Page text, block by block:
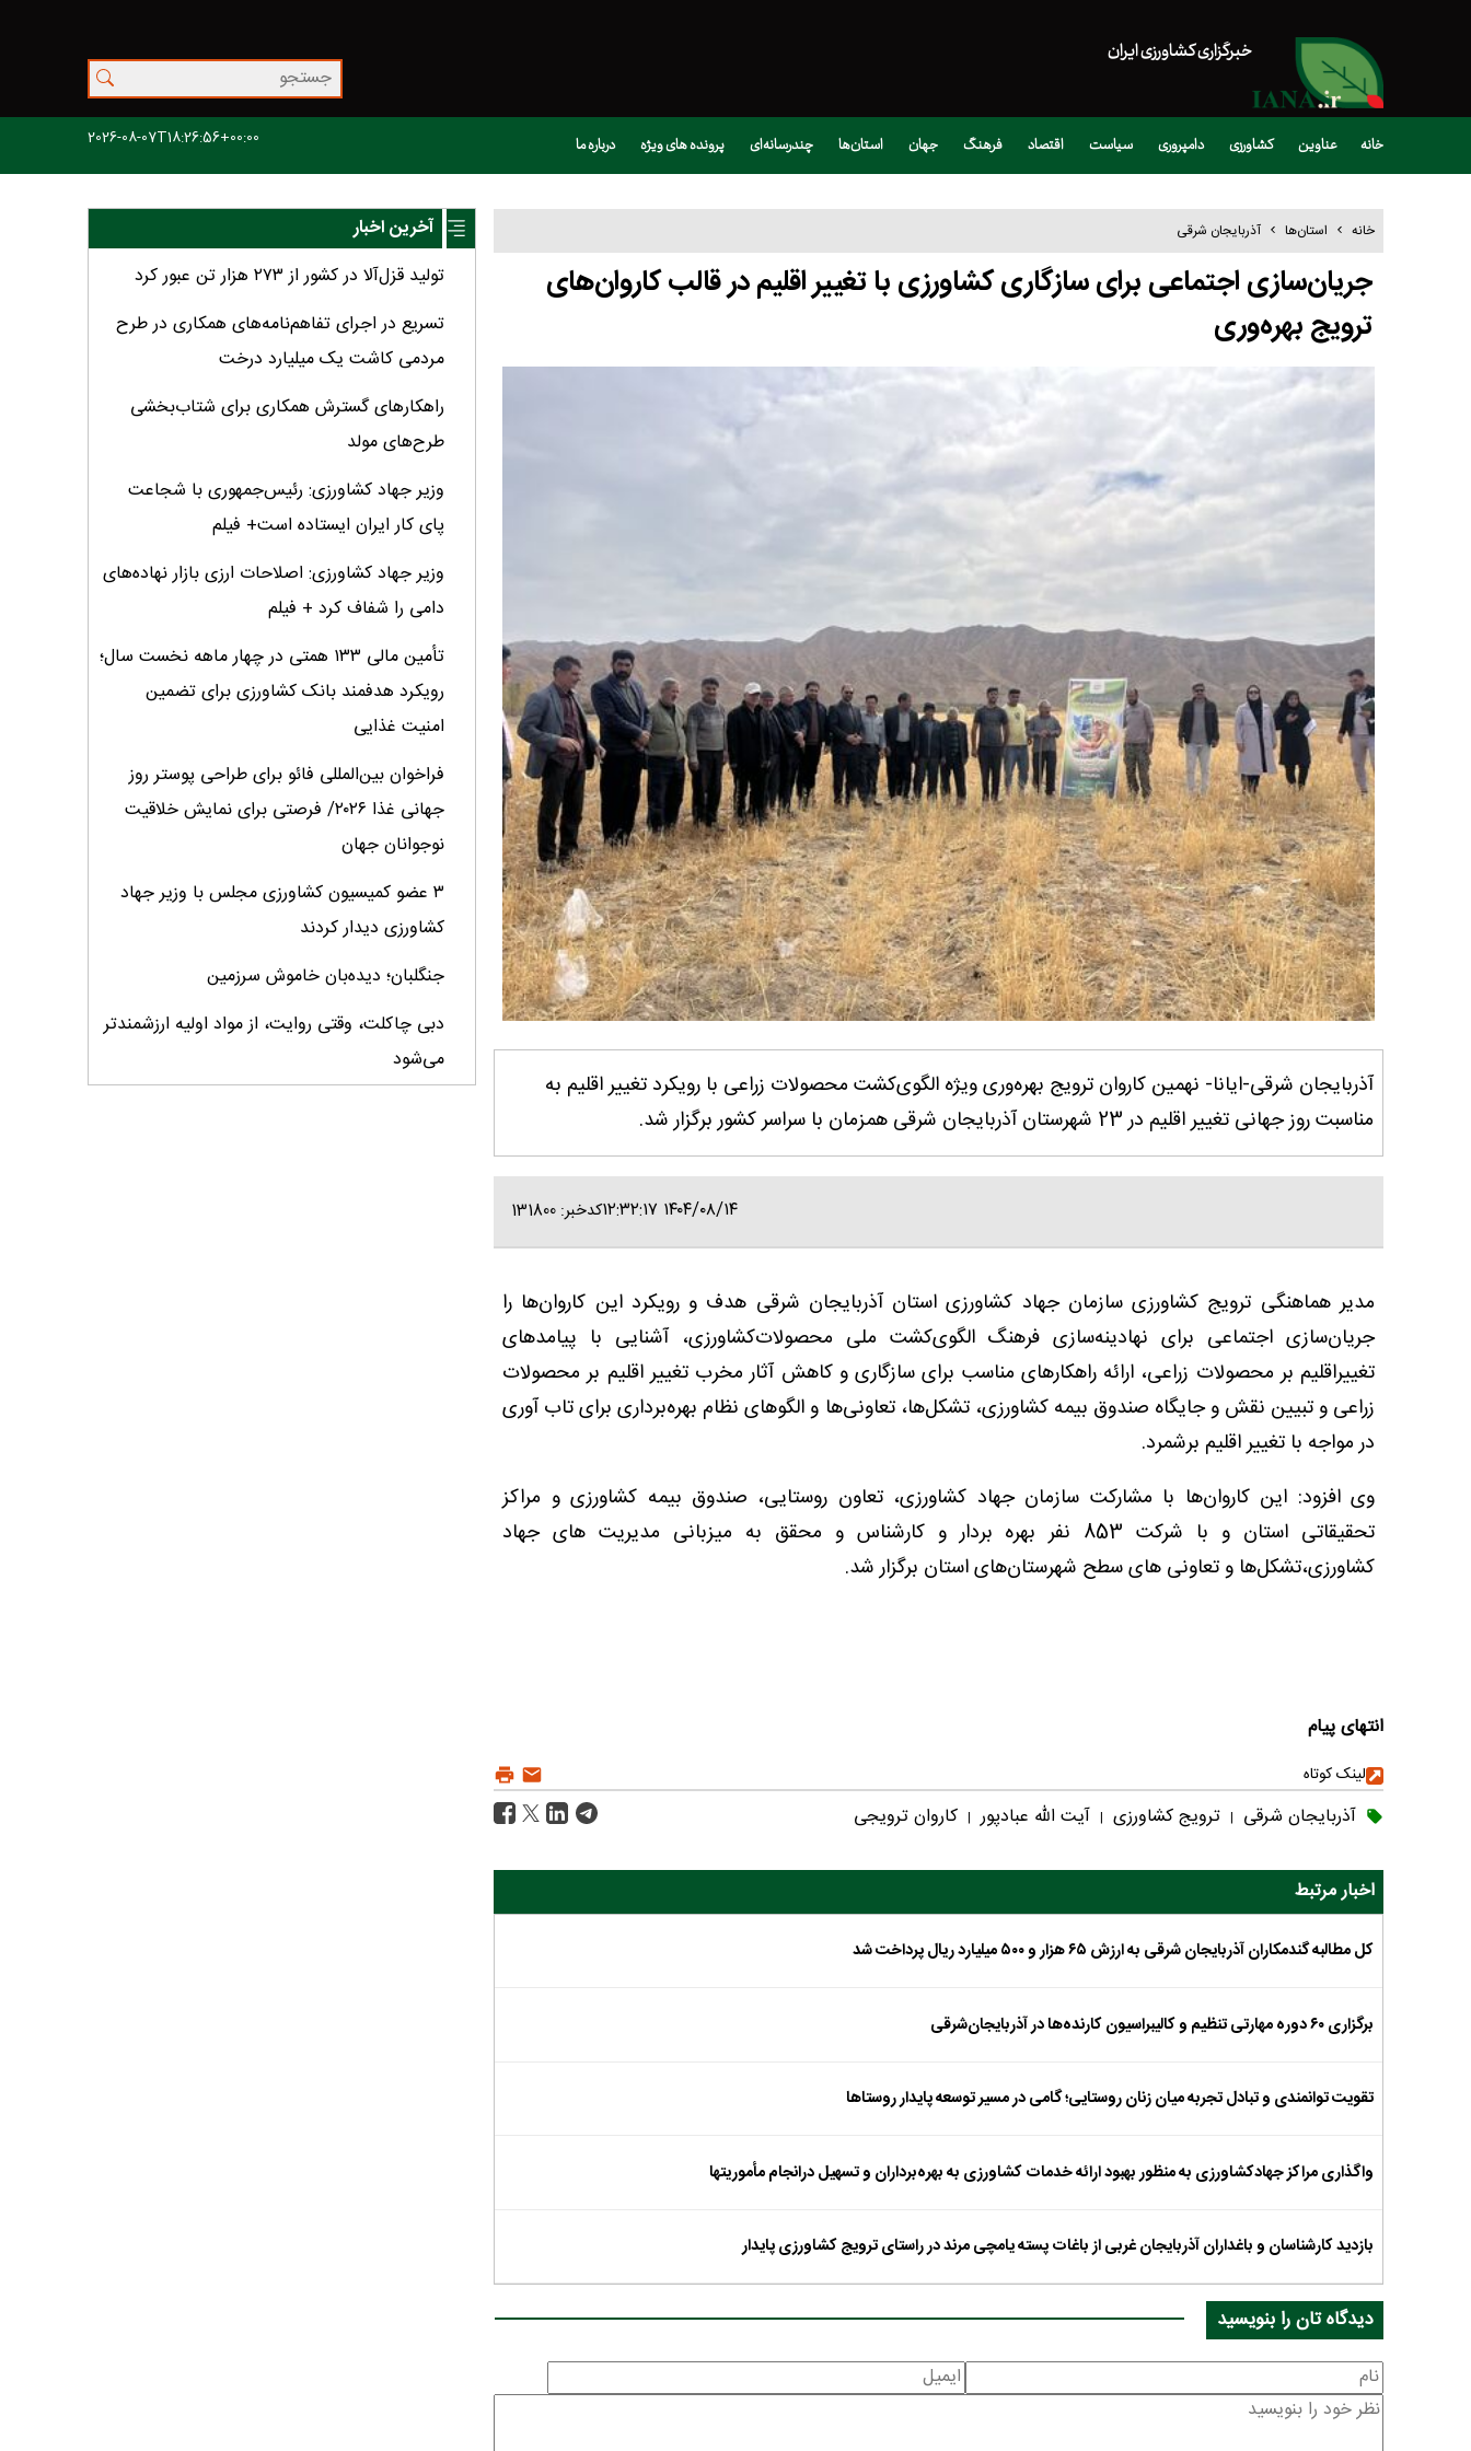
خبرگزاری کشاورزی ایران
خانه عناوین کشاورزی دامپروری سیاست اقتصاد فرهنگ جهان استان‌ها چندرسانه‌ای پرونده های ویژه درباره ما 2026-08-07T18:26:56+00:00
خانه استان‌ها آذربایجان شرقی
جریان‌سازی اجتماعی برای سازگاری کشاورزی با تغییر اقلیم در قالب کاروان‌های
ترویج بهره‌وری
آذربایجان شرقی-ایانا- نهمین کاروان‌ ترویج‌ بهره‌وری ‌ویژه ‌الگوی‌کشت ‌محصولات‌ زراعی‌ ‌با‌ رویکرد‌ تغییر‌ اقلیم ‌به‌
مناسبت ‌روز‌ جهانی ‌تغییر ‌اقلیم در 23 شهرستان آذربایجان شرقی همزمان با سراسر کشور برگزار شد.
۱۴۰۴/۰۸/۱۴ ۱۲:۳۲:۱۷ کدخبر: 131800
مدیر هماهنگی ترویج کشاورزی سازمان جهاد کشاورزی استان آذربایجان شرقی هدف و رویکرد این کاروان‌ها را
جریان‌سازی ‌اجتماعی ‌برای ‌نهادینه‌سازی ‌فرهنگ‌ الگوی‌کشت ‌ملی ‌محصولات‌کشاورزی، آشنایی‌ با‌ پیامدهای
‌تغییر‌اقلیم‌ بر ‌محصولات‌ زراعی،‌ ارائه ‌راهکارهای ‌مناسب ‌برای‌ سازگاری ‌و ‌کاهش‌ آثار‌ مخرب ‌تغییر ‌اقلیم ‌بر محصولات
‌زراعی‌‌‌ و تبیین ‌نقش ‌و ‌جایگاه ‌صندوق ‌بیمه ‌کشاورزی، ‌تشکل‌ها،‌ تعاونی‌ها ‌و ‌الگوهای ‌نظام ‌بهره‌برداری برای تاب آوری
در مواجه با تغییر اقلیم برشمرد.
وی افزود: این کاروان‌ها با مشارکت سازمان جهاد کشاورزی، تعاون روستایی، صندوق بیمه کشاورزی و مراکز
تحقیقاتی استان و با شرکت 853 نفر بهره بردار و کارشناس و محقق به میزبانی مدیریت های جهاد
کشاورزی،تشکل‌ها و تعاونی های سطح شهرستان‌های استان برگزار شد.
انتهای پیام
لینک کوتاه
آذربایجان شرقی | ترویج کشاورزی | آیت الله عبادپور | کاروان ترویجی
اخبار مرتبط
کل مطالبه گندمکاران آذربایجان شرقی به ارزش ۶۵ هزار و ۵۰۰ میلیارد ریال پرداخت شد
برگزاری ۶۰ دوره‌ مهارتی تنظیم و کالیبراسیون کارنده‌ها در آذربایجان‌شرقی
تقویت توانمندی و تبادل تجربه میان زنان روستایی؛ گامی در مسیر توسعه پایدار روستاها
واگذاری مراکز جهادکشاورزی به منظور بهبود ارائه خدمات کشاورزی به بهره‌برداران و تسهیل درانجام مأموریتها
بازدید کارشناسان و باغداران آذربایجان غربی از باغات پسته یامچی مرند در راستای ترویج کشاورزی پایدار
دیدگاه تان را بنویسید
آخرین اخبار
تولید قزل‌آلا در کشور از ۲۷۳ هزار تن عبور کرد
تسریع در اجرای تفاهم‌نامه‌های همکاری در طرح
مردمی کاشت یک میلیارد درخت
راهکارهای گسترش همکاری برای شتاب‌بخشی
طرح‌های مولد
وزیر جهاد کشاورزی: رئیس‌جمهوری با شجاعت
پای کار ایران ایستاده است+ فیلم
وزیر جهاد کشاورزی: اصلاحات ارزی بازار نهاده‌های
دامی را شفاف کرد + فیلم
تأمین مالی ۱۳۳ همتی در چهار ماهه نخست سال؛
رویکرد هدفمند بانک کشاورزی برای تضمین
امنیت غذایی
فراخوان بین‌المللی فائو برای طراحی پوستر روز
جهانی غذا ۲۰۲۶/ فرصتی برای نمایش خلاقیت
نوجوانان جهان
۳ عضو کمیسیون کشاورزی مجلس با وزیر جهاد
کشاورزی دیدار کردند
جنگلبان؛ دیده‌بان خاموش سرزمین
دبی چاکلت، وقتی روایت، از مواد اولیه ارزشمندتر
می‌شود